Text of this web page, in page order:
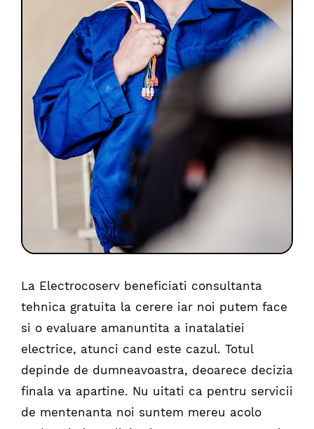
La Electrocoserv beneficiati consultanta
tehnica gratuita la cerere iar noi putem face
si o evaluare amanuntita a inatalatiei
electrice, atunci cand este cazul. Totul
depinde de dumneavoastra, deoarece decizia
finala va apartine. Nu uitati ca pentru servicii
de mentenanta noi suntem mereu acolo